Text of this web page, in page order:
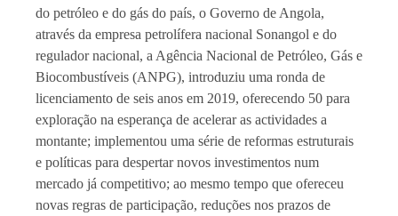
do petróleo e do gás do país, o Governo de Angola,
através da empresa petrolífera nacional Sonangol e do
regulador nacional, a Agência Nacional de Petróleo, Gás e
Biocombustíveis (ANPG), introduziu uma ronda de
licenciamento de seis anos em 2019, oferecendo 50 para
exploração na esperança de acelerar as actividades a
montante; implementou uma série de reformas estruturais
e políticas para despertar novos investimentos num
mercado já competitivo; ao mesmo tempo que ofereceu
novas regras de participação, reduções nos prazos de